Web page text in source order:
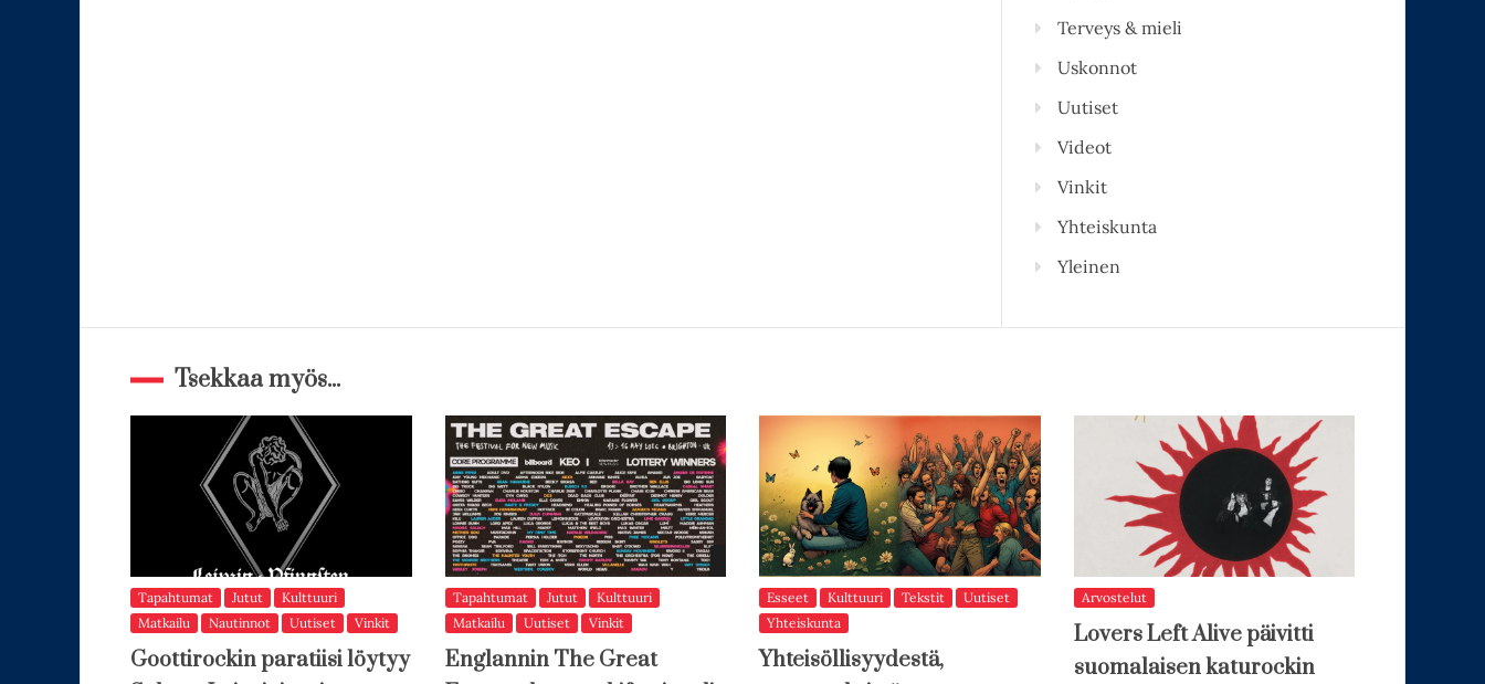
Terveys & mieli
Uskonnot
Uutiset
Videot
Vinkit
Yhteiskunta
Yleinen
Tsekkaa myös...
Tapahtumat Jutut
Kulttuuri
Matkailu
Nautinnot Uutiset Vinkit
Goottirockin paratiisi löytyy
Tapahtumat Jutut
Kulttuuri
Matkailu
Uutiset Vinkit
Englannin The Great
Esseet Kulttuuri Tekstit
Uutiset
Yhteiskunta
Yhteisöllisyydestä,
Arvostelut
Lovers Left Alive päivitti
suomalaisen katurockin